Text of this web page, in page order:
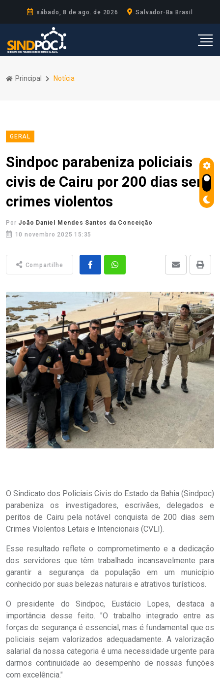
sábado, 8 de ago. de 2026 Salvador-Ba Brasil
Principal Notícia
GERAL
Sindpoc parabeniza policiais
civis de Cairu por 200 dias sem
crimes violentos
Por João Daniel Mendes Santos da Conceição
10 novembro 2025 15:35
Compartilhe
O Sindicato dos Policiais Civis do Estado da Bahia (Sindpoc)
parabeniza os investigadores, escrivães, delegados e
peritos de Cairu pela notável conquista de 200 dias sem
Crimes Violentos Letais e Intencionais (CVLI).
Esse resultado reflete o comprometimento e a dedicação
dos servidores que têm trabalhado incansavelmente para
garantir a segurança da população em um município
conhecido por suas belezas naturais e atrativos turísticos.
O presidente do Sindpoc, Eustácio Lopes, destaca a
importância desse feito. "O trabalho integrado entre as
forças de segurança é essencial, mas é fundamental que os
policiais sejam valorizados adequadamente. A valorização
salarial da nossa categoria é uma necessidade urgente para
darmos continuidade ao desempenho de nossas funções
com excelência."